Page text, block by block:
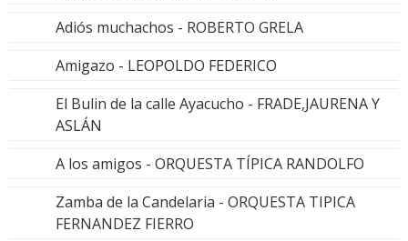
Adiós muchachos - ROBERTO GRELA
Amigazo - LEOPOLDO FEDERICO
El Bulin de la calle Ayacucho - FRADE,JAURENA Y
ASLÁN
A los amigos - ORQUESTA TÍPICA RANDOLFO
Zamba de la Candelaria - ORQUESTA TIPICA
FERNANDEZ FIERRO